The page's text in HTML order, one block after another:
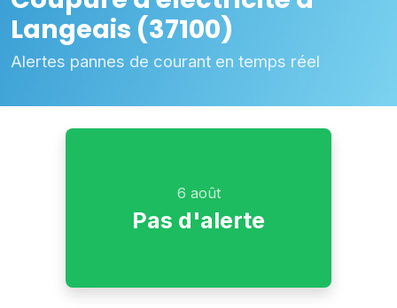
Langeais (37100)
Alertes pannes de courant en temps réel
6 août
Pas d'alerte